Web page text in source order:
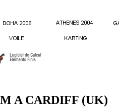
A CARDIFF (UK)